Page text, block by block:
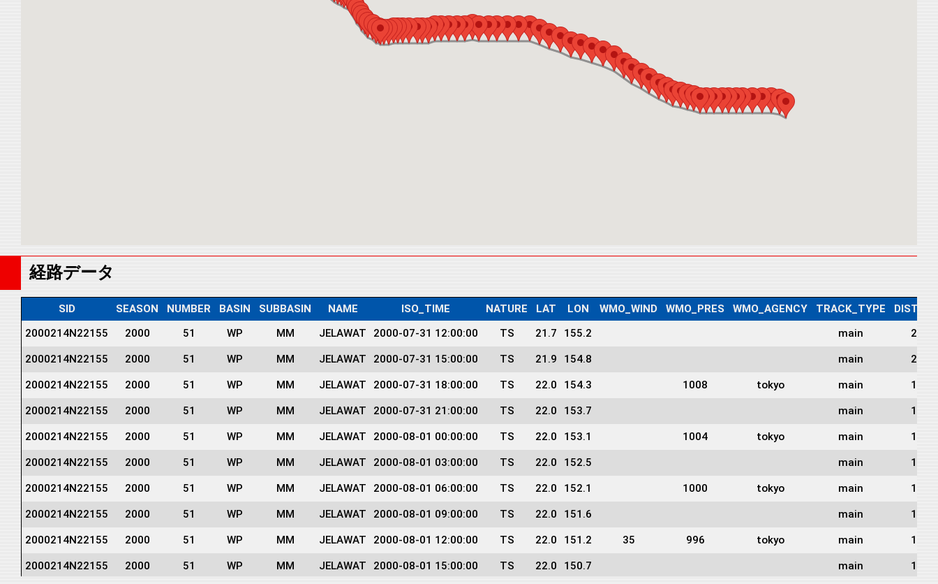
経路データ
SID SEASON NUMBER BASIN SUBBASIN NAME ISO_TIME NATURE LAT LON WMO_WIND WMO_PRES WMO_AGENCY TRACK_TYPE
2000214N22155
2000 51 WP MM JELAWAT 2000-07-31 12:00:00 TS 21.7 155.2 main 2082
2000214N22155 2000 51 WP MM JELAWAT 2000-07-31 15:00:00 TS 21.9 154.8 main 2039
2000214N22155 2000 51 WP MM JELAWAT 2000-07-31 18:00:00 TS 22.0 154.3 1008 tokyo main 1997
2000214N22155 2000 51 WP MM JELAWAT 2000-07-31 21:00:00 TS 22.0 153.7 main 1958
2000214N22155 2000 51 WP MM JELAWAT 2000-08-01 00:00:00 TS 22.0 153.1 1004 tokyo main 1921
2000214N22155 2000 51 WP MM JELAWAT 2000-08-01 03:00:00 TS 22.0 152.5 main 1884
2000214N22155 2000 51 WP MM JELAWAT 2000-08-01 06:00:00 TS 22.0 152.1 1000 tokyo main 1860
2000214N22155 2000 51 WP MM JELAWAT 2000-08-01 09:00:00 TS 22.0 151.6 main 1831
2000214N22155 2000 51 WP MM JELAWAT 2000-08-01 12:00:00 TS 22.0 151.2 35 996 tokyo main 1808
2000214N22155 2000 51 WP MM JELAWAT 2000-08-01 15:00:00 TS 22.0 150.7 main 1780